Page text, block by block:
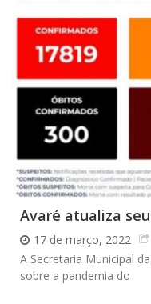
Avaré atualiza
17 de março, 2022
A Secretaria Municipal
sobre a pandemia do